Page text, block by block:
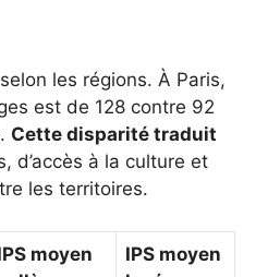
les régions. À Paris,
est de 128 contre 92
Cette disparité traduit
d’accès à la culture et
les territoires.
moyen
IPS moyen